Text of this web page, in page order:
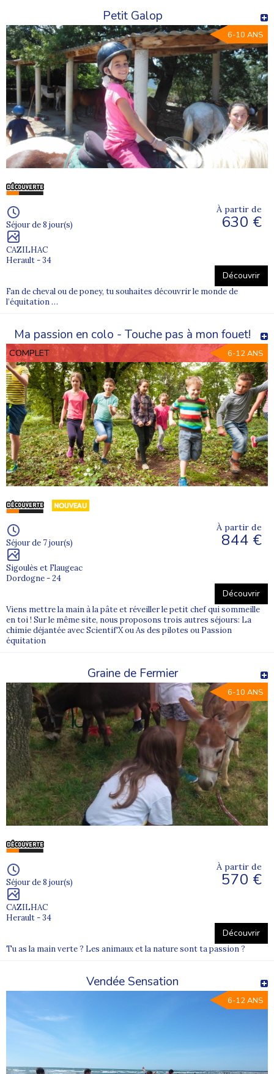
Petit Galop
6-10 ANS
Séjour de 8 jour(s)
CAZILHAC
Herault - 34
À partir de
630 €
Découvrir
Fan de cheval ou de poney, tu souhaites découvrir le monde de
l’équitation …
Ma passion en colo - Touche pas à mon fouet!
COMPLET 6-12 ANS
Séjour de 7 jour(s)
Sigoulès et Flaugeac
Dordogne - 24
À partir de
844 €
Découvrir
Viens mettre la main à la pâte et réveiller le petit chef qui sommeille
en toi ! Sur le même site, nous proposons trois autres séjours: La
chimie déjantée avec Scientif'X ou As des pilotes ou Passion
équitation
Graine de Fermier
6-10 ANS
Séjour de 8 jour(s)
CAZILHAC
Herault - 34
À partir de
570 €
Découvrir
Tu as la main verte ? Les animaux et la nature sont ta passion ?
Vendée Sensation
6-12 ANS